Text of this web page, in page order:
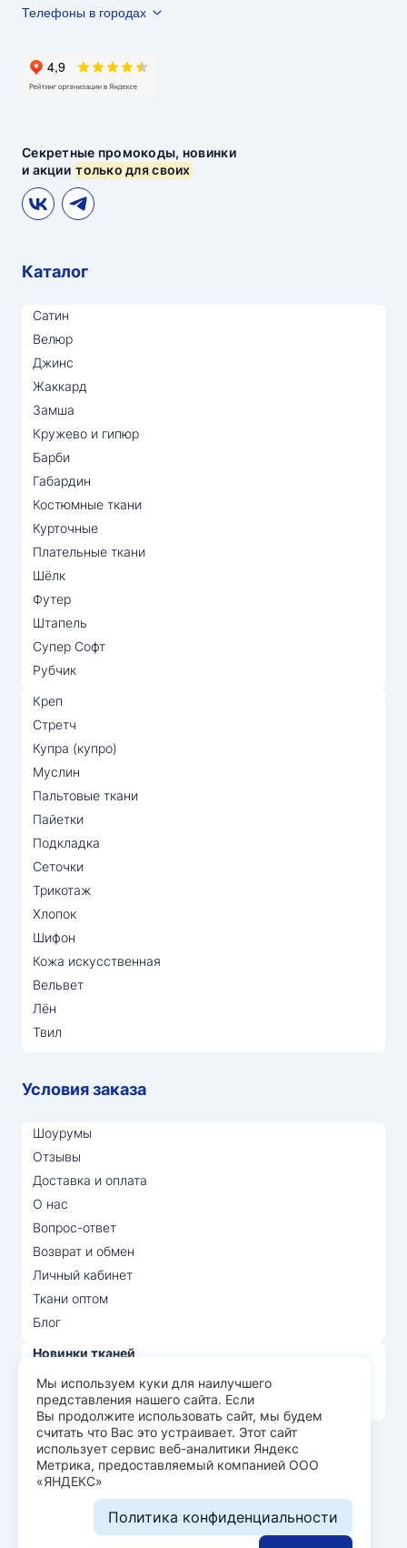
Секретные промокоды, новинки
и акциитолько для своих
Телефоны в городах
Каталог
Сатин
Велюр
Джинс
Жаккард
Замша
Кружево и гипюр
Барби
Габардин
Костюмные ткани
Курточные
Плательные ткани
Шёлк
Футер
Штапель
Супер Софт
Рубчик
Креп
Стретч
Купра (купро)
Муслин
Пальтовые ткани
Пайетки
Подкладка
Сеточки
Трикотаж
Хлопок
Шифон
Кожа искусственная
Вельвет
Лён
Твил
Условия заказа
Шоурумы
Отзывы
Доставка и оплата
О нас
Вопрос-ответ
Возврат и обмен
Личный кабинет
Ткани оптом
Блог
Новинки тканей
Распродажа тканей
Лидеры продаж
© Арт Текс — продажа тканей оптом, 2026
Пользовательское соглашение
Политика конфиденциальности
Разработка сайта —
Мы используем куки для наилучшего
представления нашего сайта. Если
Вы продолжите использовать сайт, мы будем
считать что Вас это устраивает. Этот сайт
использует сервис веб-аналитики Яндекс
Метрика, предоставляемый компанией ООО
«ЯНДЕКС»
Политика конфиденциальности